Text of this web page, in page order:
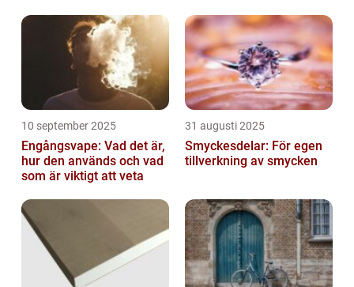
10 september 2025
Engångsvape: Vad det är,
hur den används och vad
som är viktigt att veta
31 augusti 2025
Smyckesdelar: För egen
tillverkning av smycken